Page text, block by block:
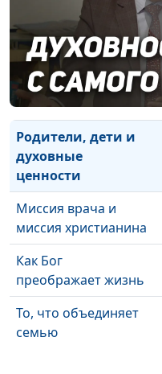
Зачем живет
человек?
Родители, дети и
духовные
ценности
Миссия врача и
миссия христианина
Как Бог
преображает жизнь
То, что объединяет
семью